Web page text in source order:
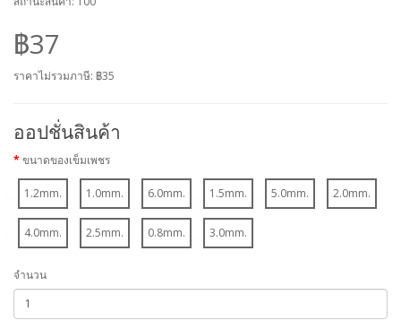
฿37
ราคาไม่รวมภาษี: ฿35
ออปชั่นสินค้า
ขนาดของเข็มเพชร
1.2mm. 1.0mm. 6.0mm. 1.5mm. 5.0mm. 2.0mm.
4.0mm. 2.5mm. 0.8mm. 3.0mm.
จำนวน